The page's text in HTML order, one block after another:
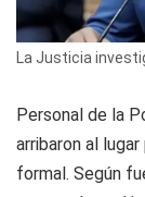
La Justicia
Personal de la
arribaron al
formal. Según